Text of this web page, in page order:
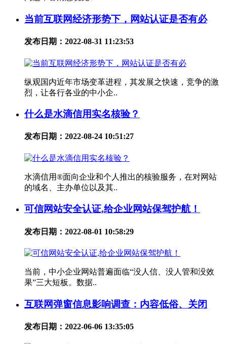
当前互联网经济形势下，网站认证是否有必
发布日期：2022-08-31 11:23:53
纵观国内近年市场变革进程，其发展之快速，竞争的激
烈，让各行各业的中小企..
什么是水滴信用实名核验？
发布日期：2022-08-24 10:51:27
水滴信用®面向企业和个人推出的核验服务，在对网站
的域名、主办单位以及其..
可信网站安全认证,给企业网站保驾护航！
发布日期：2022-08-01 10:58:29
当前，中小企业网站普遍面临“没人信、没人管和没效
果”三大短板。数据..
互联网弹窗信息影响调查：内容低俗、关闭
发布日期：2022-06-06 13:35:05